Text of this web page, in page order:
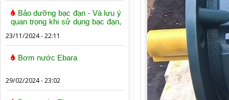
Bảo dưỡng bạc đạn - Và lưu ý
quan trọng khi sử dụng bạc đạn,
23/11/2024 - 22:11
Bơm nước Ebara
29/02/2024 - 23:02